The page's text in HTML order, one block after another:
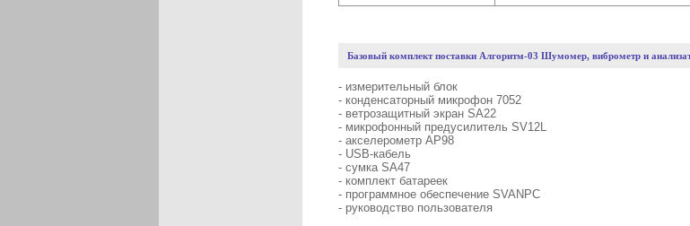
Базовый комплект поставки Алгоритм-03 Шумомер, виброметр и
- измерительный блок
- конденсаторный микрофон 7052
- ветрозащитный экран SA22
- микрофонный предусилитель SV12L
- акселерометр AP98
- USB-кабель
- сумка SA47
- комплект батареек
- программное обеспечение SVANPC
- руководство пользователя